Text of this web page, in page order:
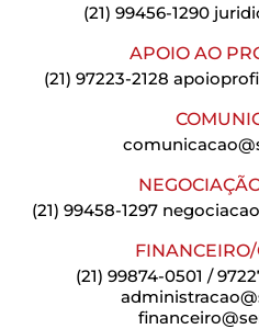
(21) 99456-1290
APOIO AO
(21) 97223-2128
(21) 99458-1297
(21) 99874-0501 /